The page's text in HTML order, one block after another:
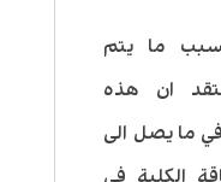
ما يتم
ان هذه
ما يصل الى